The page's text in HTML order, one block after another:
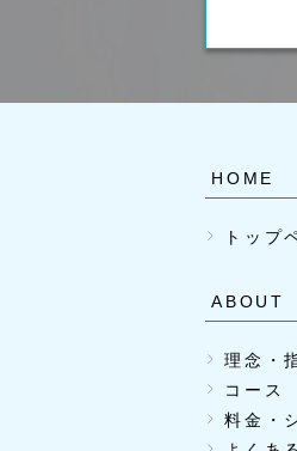
HOME
トップ
ABOUT
理念・
コース
料金・